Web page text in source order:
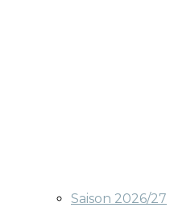
Saison 2026/27